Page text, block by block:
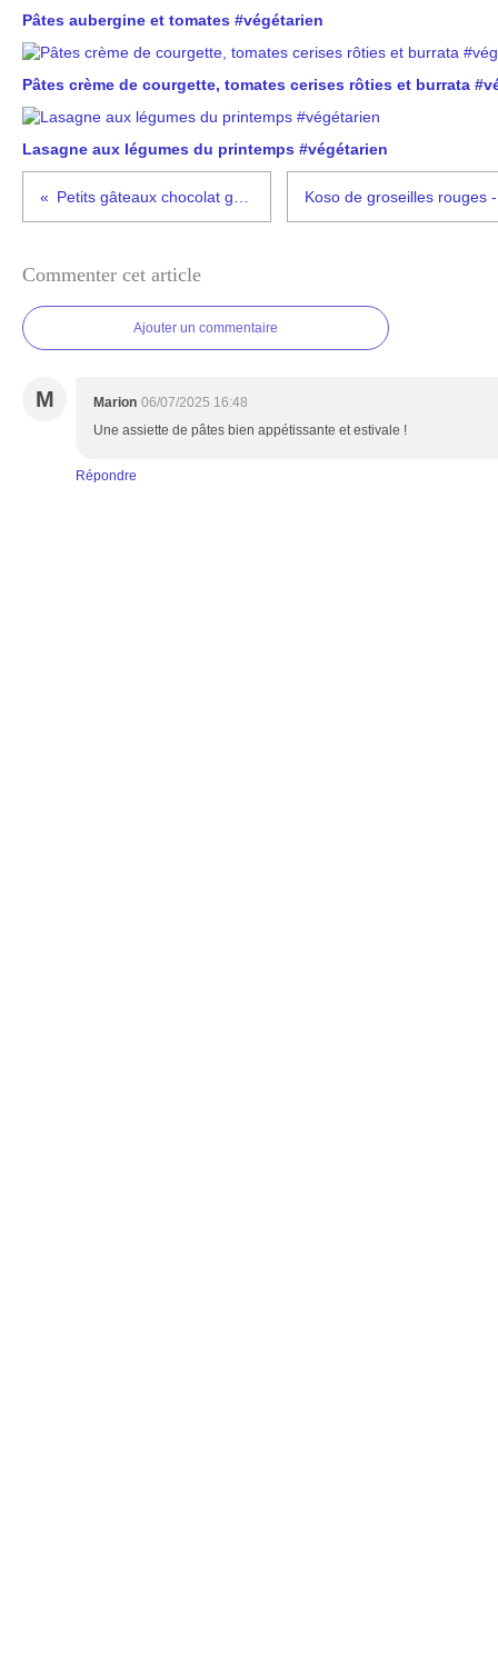
Pâtes aubergine et tomates #végétarien
Pâtes crème de courgette, tomates cerises rôties et burrata
Lasagne aux légumes du printemps #végétarien
Commenter cet article
Ajouter un commentaire
M Marion 06/07/2025 16:48
Une assiette de pâtes bien appétissante et estivale !
Répondre